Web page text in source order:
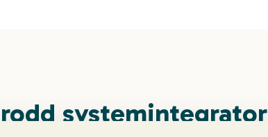
systemintegrator